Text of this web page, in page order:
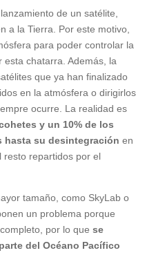
de un satélite,
a la Tierra. Por este motivo,
para poder controlar la
chatarra. Además, la
que ya han finalizado
en la atmósfera o dirigirlos
ocurre. La realidad es
y un 10% de los
hasta su desintegración en
resto repartidos por el
tamaño, como SkyLab o
un problema porque
por lo que se
del Océano Pacífico